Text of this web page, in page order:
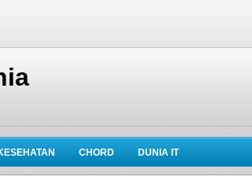
CHORD DUNIA IT